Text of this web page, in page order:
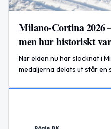
Milano-Cortina 2026
men hur historiskt
När elden nu har slocknat i
medaljerna delats ut står en